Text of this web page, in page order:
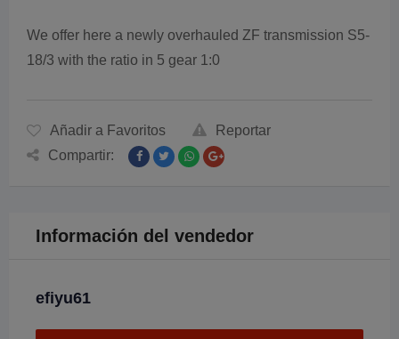
We offer here a newly overhauled ZF transmission S5-
18/3 with the ratio in 5 gear 1:0
Añadir a Favoritos
Reportar
Compartir:
Información del vendedor
efiyu61